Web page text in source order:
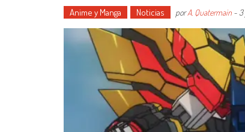
Anime y Manga Noticias porA. Quatermain -